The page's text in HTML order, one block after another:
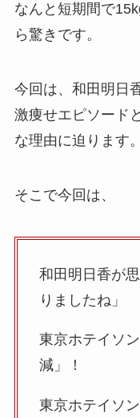
なんと短期間で
ら驚きです。
今回は、和田明日
激痩せエピソード
な理由に迫ります。
そこで今回は、
和田明日香が
りましたね」
東京ホテイソ
減」！
東京ホテイソ